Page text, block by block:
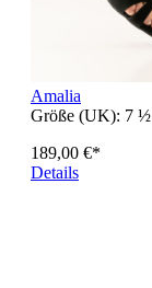
Amalia
Größe (UK): 7 ½
189,00 €*
Details